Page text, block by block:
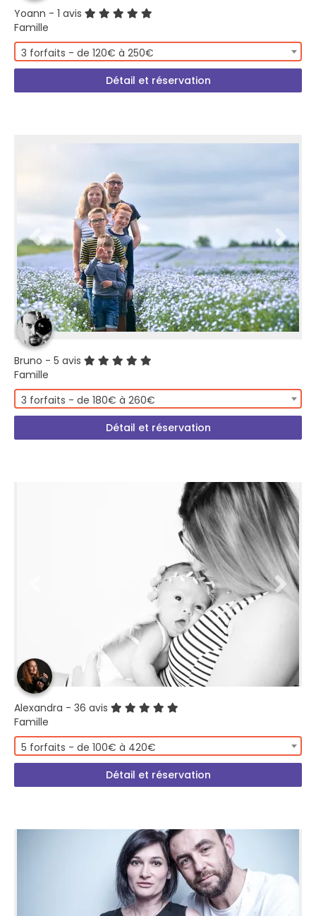
Yoann - 1 avis
Famille
3 forfaits - de 120€ à 250€
Détail et réservation
Bruno - 5 avis
Famille
3 forfaits - de 180€ à 260€
Détail et réservation
Alexandra - 36 avis
Famille
5 forfaits - de 100€ à 420€
Détail et réservation